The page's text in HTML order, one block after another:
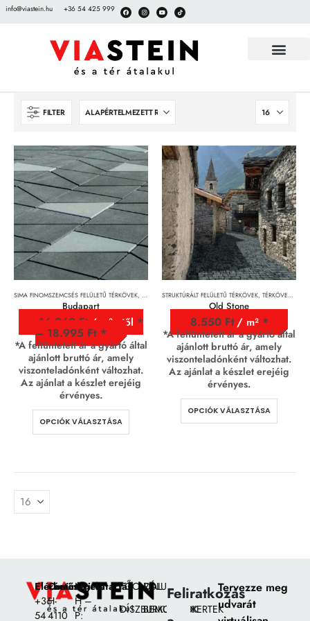
info@viastein.hu +36 54 425 999
FILTER
SIMA FINOMSZEMCSÉS FELÜLETŰ TÉRKÖVEK, TÉRKÖVEK, TÉRKŐRENDSZEREK ÉS LAPOK
Budapart
16.260 Ft / m² - től
– 18.995 Ft
*A feltüntetett ár a gyártó által
ajánlott bruttó ár, amely
viszonteladónként változhat.
Az ajánlat a készlet erejéig
érvényes.
OPCIÓK VÁLASZTÁSA
STRUKTÚRÁLT FELÜLETŰ TÉRKÖVEK, TÉRKÖVEK, TÉRKŐRENDSZEREK ÉS LAPOK
Old Stone
8.550 Ft / m²
*A feltüntetett ár a gyártó által
ajánlott bruttó ár, amely
viszonteladónként változhat.
Az ajánlat a készlet erejéig
érvényes.
OPCIÓK VÁLASZTÁSA
Elérhetőségek:
+36
54
Címünk:
H-
4110
Nyitvatartás
H –
P:
FŐOLDAL
DÍSZBURKOLATOK
RÓLUNK
BEMUTATÓKERTEK
FeliratkozásTervezze meg
udvarát